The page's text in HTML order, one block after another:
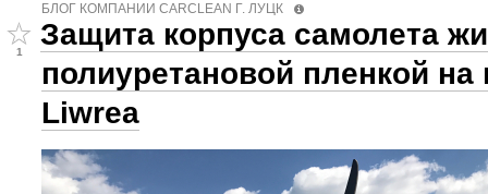
БЛОГ КОМПАНИИ СARCLEAN Г. ЛУЦК
1
Защита корпуса самолета
полиуретановой пленкой
Liwrea